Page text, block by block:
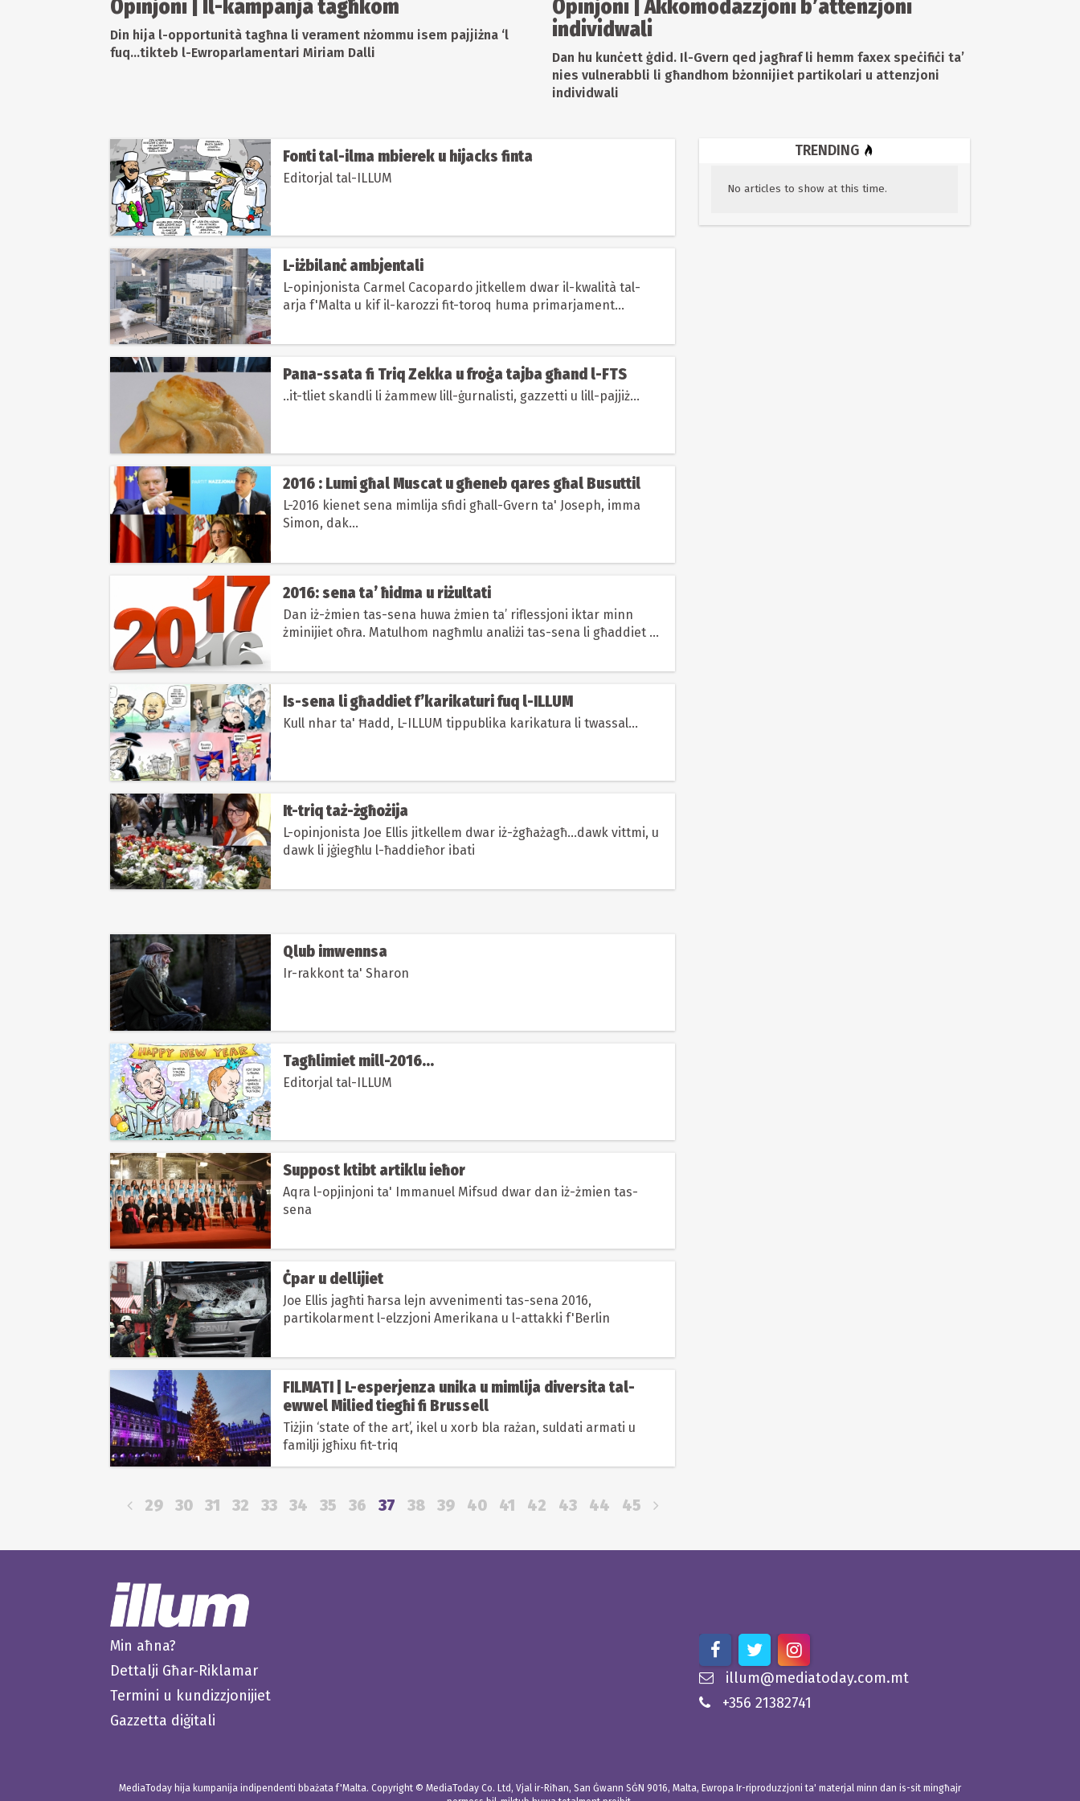
Opinjoni | Il-kampanja tagħkom
Din hija l-opportunità tagħna li verament nżommu isem pajjiżna ‘l
fuq...tikteb l-Ewroparlamentari Miriam Dalli
Opinjoni | Akkomodazzjoni b’attenzjoni
individwali
Dan hu kunċett ġdid. Il-Gvern qed jagħraf li hemm faxex speċifiċi ta’
nies vulnerabbli li għandhom bżonnijiet partikolari u attenzjoni
individwali
Fonti tal-ilma mbierek u hijacks finta
Editorjal tal-ILLUM
L-iżbilanċ ambjentali
L-opinjonista Carmel Cacopardo jitkellem dwar il-kwalità tal-
arja f'Malta u kif il-karozzi fit-toroq huma primarjament
Pana-ssata fi Triq Zekka u froġa tajba għand l-FTS
..it-tliet skandli li żammew lill-ġurnalisti, gazzetti u lill-pajjiż...
2016 : Lumi għal Muscat u għeneb qares għal Busuttil
L-2016 kienet sena mimlija sfidi għall-Gvern ta' Joseph, imma
Simon, dak...
2016: sena ta’ ħidma u riżultati
Dan iż-żmien tas-sena huwa żmien ta’ riflessjoni iktar minn
żminijiet oħra. Matulhom nagħmlu analiżi tas-sena li għaddiet u
Is-sena li għaddiet f’karikaturi fuq l-ILLUM
Kull nhar ta' Ħadd, L-ILLUM tippublika karikatura li twassal...
It-triq taż-żgħożija
L-opinjonista Joe Ellis jitkellem dwar iż-żgħażagħ...dawk vittmi, u
dawk li jġiegħlu l-ħaddieħor ibati
Qlub imwennsa
Ir-rakkont ta' Sharon
Tagħlimiet mill-2016...
Editorjal tal-ILLUM
Suppost ktibt artiklu ieħor
Aqra l-opjinjoni ta' Immanuel Mifsud dwar dan iż-żmien tas-
sena
Ċpar u dellijiet
Joe Ellis jagħti ħarsa lejn avvenimenti tas-sena 2016,
partikolarment l-elzzjoni Amerikana u l-attakki f'Berlin
FILMATI | L-esperjenza unika u mimlija diversita tal-
ewwel Milied tiegħi fi Brussell
Tiżjin ‘state of the art’, ikel u xorb bla rażan, suldati armati u
familji jgħixu fit-triq
29 30 31 32 33 34 35 36 37 38 39 40 41 42 43 44 45
TRENDING
Min aħna?
Dettalji Għar-Riklamar
Termini u kundizzjonijiet
Gazzetta diġitali
illum@mediatoday.com.mt
+356 21382741
MediaToday hija kumpanija indipendenti bbażata f'Malta. Copyright © MediaToday Co. Ltd, Vjal ir-Riħan, San Ġwann SĠN 9016, Malta, Ewropa Ir-riproduzzjoni ta' materjal minn dan is-sit mingħajr